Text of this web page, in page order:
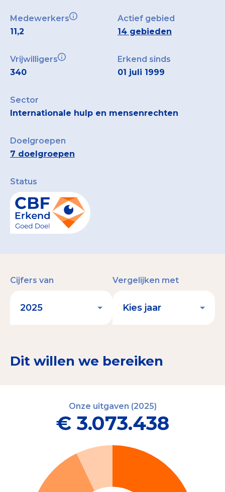
Medewerkers
11,2
Actief gebied
14 gebieden
Vrijwilligers
340
Erkend sinds
01 juli 1999
Sector
Internationale hulp en mensenrechten
Doelgroepen
7 doelgroepen
Status
Dit willen we bereiken
Cijfers van Vergelijken met
Onze uitgaven (2025)
€ 3.073.438